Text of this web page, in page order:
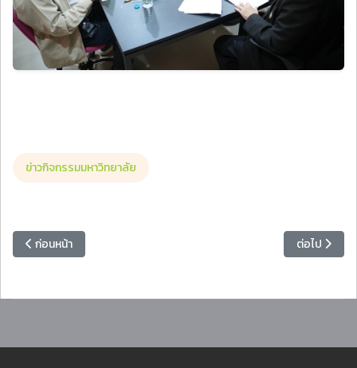
ข่าวกิจกรรมมหาวิทยาลัย
เนื้อหาก่อนหน้า: อธิการบดี เป็นประธานการประชุมคณะกรรมการบริหารโ
ก่อนหน้า เนื้อหาถัดไป
ต่อไป